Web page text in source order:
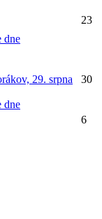
dne
23
29. srpna
dne
30
6